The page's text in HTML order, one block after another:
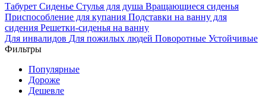
Табурет Сиденье Стулья для душа Вращающиеся сиденья
Приспособление для купания Подставки на ванну для
сидения Решетки-сиденья на ванну
Для инвалидов Для пожилых людей Поворотные Устойчивые
Фильтры
Популярные
Дороже
Дешевле